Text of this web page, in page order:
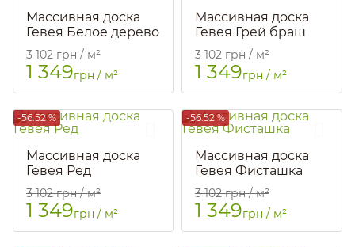
Массивная доска
Гевея Белое дерево
Артикул::
3 102 грн / м²
1 349грн / м²
Массивная доска
Гевея Грей браш
Артикул:: 1432
3 102 грн / м²
1 349грн / м²
-56.52 %
Массивная доска
Гевея Ред
Артикул:: 1473
3 102 грн / м²
1 349грн / м²
-56.52 %
Массивная доска
Гевея Фисташка
Артикул:: 1474
3 102 грн / м²
1 349грн / м²